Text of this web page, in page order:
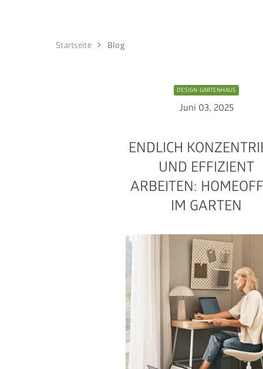
Startseite chevron_right Blog
DESIGN-GARTENHAUS
Juni 03, 2025
ENDLICH
UND EFFIZIENT
ARBEITEN:
IM GARTEN